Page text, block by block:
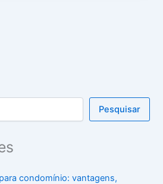
Pesquisar
condomínio: vantagens,